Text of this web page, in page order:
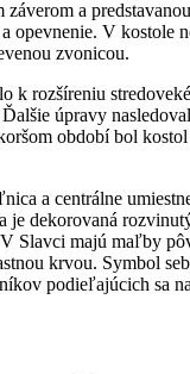
a
V
zvonicou.
rozšíreniu
úpravy
období bol
a centrálne
dekorovaná
Slavci majú maľby
krvou. Symbol
podieľajúcich sa